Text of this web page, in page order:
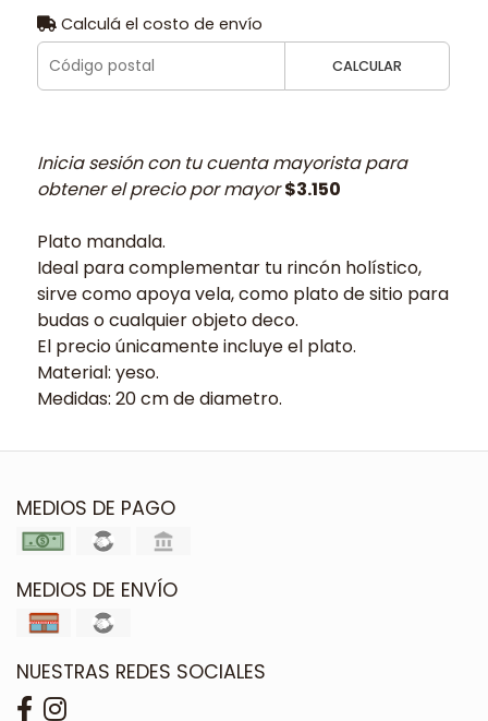
Calculá el costo de envío
CALCULAR
Inicia sesión con tu cuenta mayorista para
obtener el precio por mayor$3.150
Plato mandala.
Ideal para complementar tu rincón holístico,
sirve como apoya vela, como plato de sitio para
budas o cualquier objeto deco.
El precio únicamente incluye el plato.
Material: yeso.
Medidas: 20 cm de diametro.
MEDIOS DE PAGO
MEDIOS DE ENVÍO
NUESTRAS REDES SOCIALES